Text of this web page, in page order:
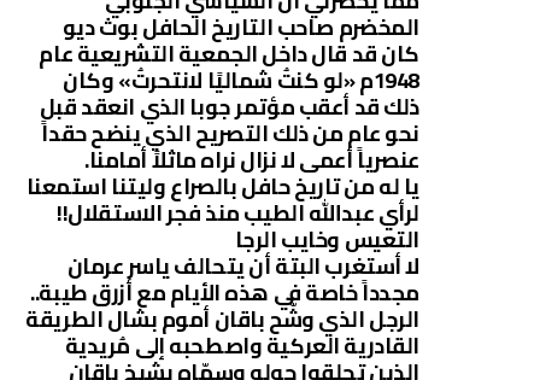
المخضرم صاحب التاريخ الحافل بوث ديو
كان قد قال داخل الجمعية التشريعية عام
1948م «لو كنتُ شماليًا لانتحرتُ» وكان
ذلك قد أعقب مؤتمر جوبا الذي انعقد قبل
نحو عام من ذلك التصريح الذي ينضح حقداً
عنصرياً أعمى لا نزال نراه ماثلاً أمامنا.
يا له من تاريخ حافل بالصراع وليتنا استمعنا
لرأي عبدالله الطيب منذ فجر الاستقلال!!
التعيس وخايب الرجا
لا أستغرب البتة أن يتحالف ياسر عرمان
مجدداً خاصة في هذه الأيام مع أزرق طيبة..
الرجل الذي وشّح باقان أموم بشال الطريقة
القادرية العركية واصطحبه إلى مُريدية
الذين تحلقوا حوله وسمّاه بشيخ باقان